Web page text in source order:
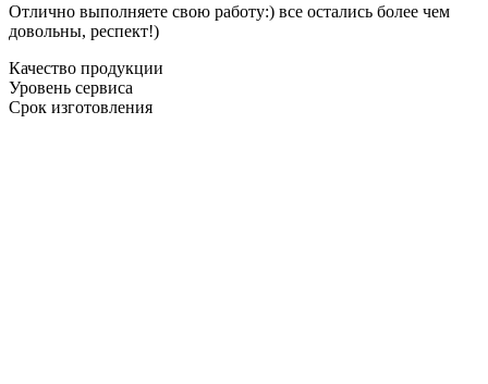
Отлично выполняете свою работу:) все остались более чем
довольны, респект!)
Качество продукции
Уровень сервиса
Срок изготовления